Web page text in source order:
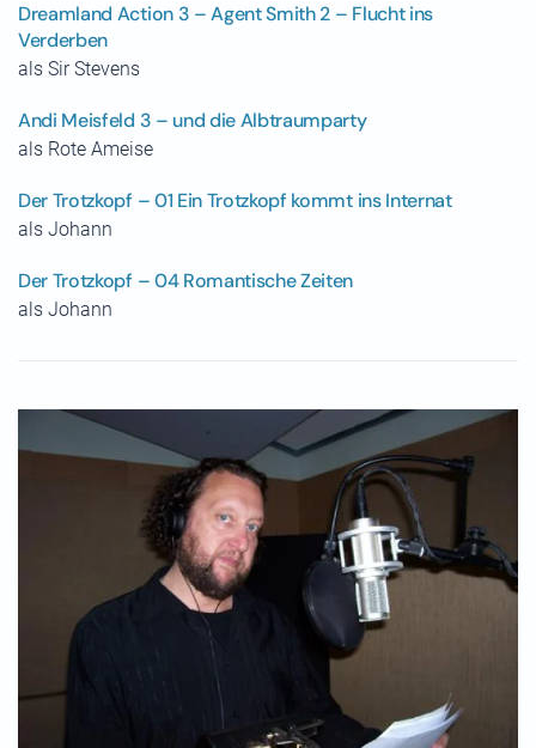
Dreamland Action 3 – Agent Smith 2 – Flucht ins
Verderben
als Sir Stevens
Andi Meisfeld 3 – und die Albtraumparty
als Rote Ameise
Der Trotzkopf – 01 Ein Trotzkopf kommt ins Internat
als Johann
Der Trotzkopf – 04 Romantische Zeiten
als Johann